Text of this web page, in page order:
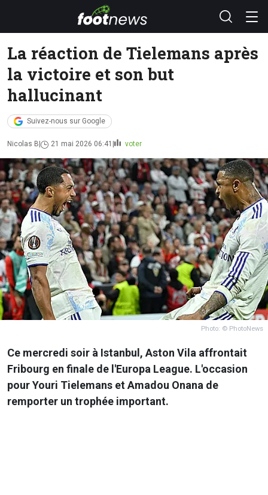
La réaction de Tielemans après
la victoire et son but
hallucinant
Suivez-nous sur Google
Nicolas B 21 mai 2026 06:41 voter
Photo: © PhotoNews
Ce mercredi soir à Istanbul, Aston Vila affrontait
Fribourg en finale de l'Europa League. L'occasion
pour Youri Tielemans et Amadou Onana de
remporter un trophée important.